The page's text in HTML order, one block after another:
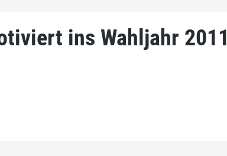
ins Wahljahr 2011